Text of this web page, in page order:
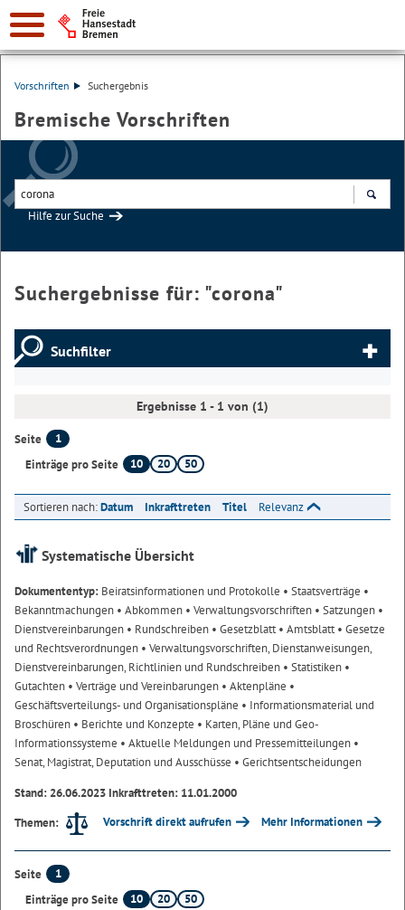
Vorschriften Suchergebnis
Bremische Vorschriften
Hilfe zur Suche
Suchergebnisse für: "corona"
Suchfilter
Ergebnisse 1 - 1 von (1)
Seite
1
Einträge pro Seite
10 20 50
Sortieren nach:Datum Inkrafttreten Titel Relevanz
Systematische Übersicht
Dokumententyp: Beiratsinformationen und Protokolle • Staatsverträge •
Bekanntmachungen • Abkommen • Verwaltungsvorschriften • Satzungen •
Dienstvereinbarungen • Rundschreiben • Gesetzblatt• Amtsblatt• Gesetze
und Rechtsverordnungen • Verwaltungsvorschriften, Dienstanweisungen,
Dienstvereinbarungen, Richtlinien und Rundschreiben • Statistiken •
Gutachten • Verträge und Vereinbarungen • Aktenpläne •
Geschäftsverteilungs- und Organisationspläne • Informationsmaterial und
Broschüren • Berichte und Konzepte • Karten, Pläne und Geo-
Informationssysteme • Aktuelle Meldungen und Pressemitteilungen •
Senat, Magistrat, Deputation und Ausschüsse • Gerichtsentscheidungen
Stand: 26.06.2023 Inkrafttreten: 11.01.2000
Themen:
Vorschrift direkt aufrufen Mehr Informationen
Seite
1
Einträge pro Seite
10 20 50